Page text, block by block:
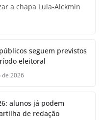
a chapa Lula-Alckmin
seguem previstos
eleitoral
de 2026
alunos já podem
de redação